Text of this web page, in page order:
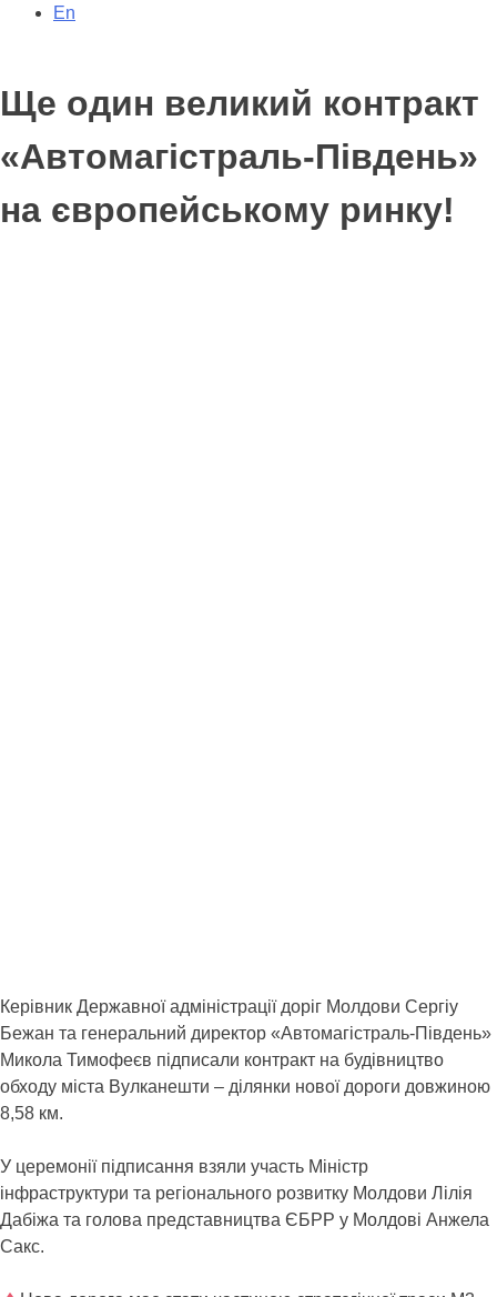
En
Ще один великий контракт
«Автомагістраль-Південь»
на європейському ринку!
Керівник Державної адміністрації доріг Молдови Сергіу
Бежан та генеральний директор «Автомагістраль-Південь»
Микола Тимофеєв підписали контракт на будівництво
обходу міста Вулканешти – ділянки нової дороги довжиною
8,58 км.
У церемонії підписання взяли участь Міністр
інфраструктури та регіонального розвитку Молдови Лілія
Дабіжа та голова представництва ЄБРР у Молдові Анжела
Сакс.